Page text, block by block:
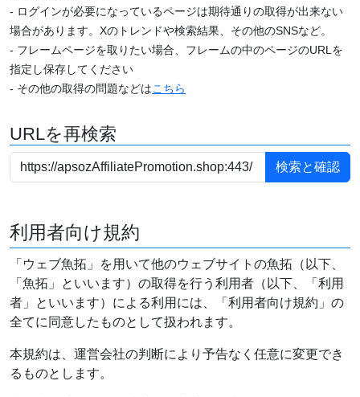
- ログインが必要になっているページは期待通りの取得が出来ない
場合があります。Xのトレンドや検索結果、その他のSNSなど。
- フレームページを取りたい場合、フレームの中のページのURLを
指定し保存してください
- その他の取得の問題などはこちら
URLを再検索
利用者向け規約
「ウェブ魚拓」を用いて他のウェブサイトの魚拓（以下、
「魚拓」といいます）の取得を行う利用者（以下、「利用
者」といいます）による利用には、「利用者向け規約」の
全てに同意したものとして扱われます。
本規約は、運営会社の判断により予告なく任意に変更でき
るものとします。